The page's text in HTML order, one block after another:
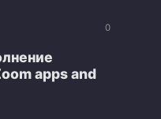
0
apps and